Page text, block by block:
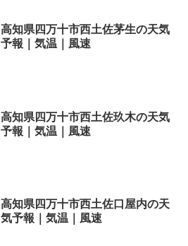
高知県四万十市西土佐茅生の天気
予報｜気温｜風速
高知県四万十市西土佐玖木の天気
予報｜気温｜風速
高知県四万十市西土佐口屋内の天
気予報｜気温｜風速